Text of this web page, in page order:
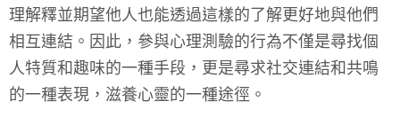
理解釋並期望他人也能透過這樣的了解更好地與他們
相互連結。因此，參與心理測驗的行為不僅是尋找個
人特質和趣味的一種手段，更是尋求社交連結和共鳴
的一種表現，滋養心靈的一種途徑。